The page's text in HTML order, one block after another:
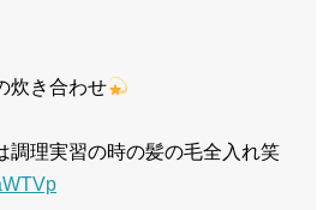
炊き合わせ
調理実習の時の髪の毛全入れ笑